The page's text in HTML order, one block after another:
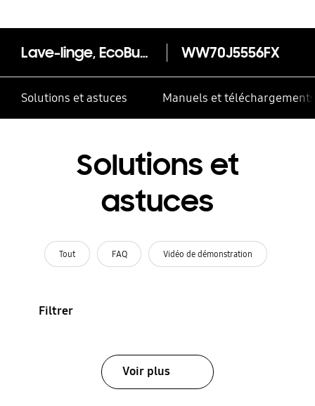
Lave-linge, EcoBubble, 7kg - WW70J5556FX WW70J5556FX
Solutions et astuces Manuels et téléchargements
Solutions et
astuces
Tout FAQ Vidéo de démonstration
Filtrer
Voir plus